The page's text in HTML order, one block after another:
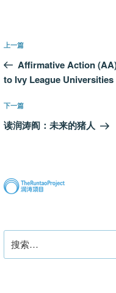
文
导
上
一
篇
章
上一篇
Affirmative Action
to Ivy League
下
一
下一篇
读润涛阎：未来的猪人
索：